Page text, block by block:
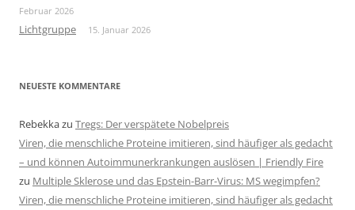
Februar 2026
Lichtgruppe 15. Januar 2026
NEUESTE KOMMENTARE
Rebekkazu Tregs: Der verspätete Nobelpreis
Viren, die menschliche Proteine imitieren, sind häufiger als gedacht
– und können Autoimmunerkrankungen auslösen | Friendly Fire
zu Multiple Sklerose und das Epstein-Barr-Virus: MS wegimpfen?
Viren, die menschliche Proteine imitieren, sind häufiger als gedacht